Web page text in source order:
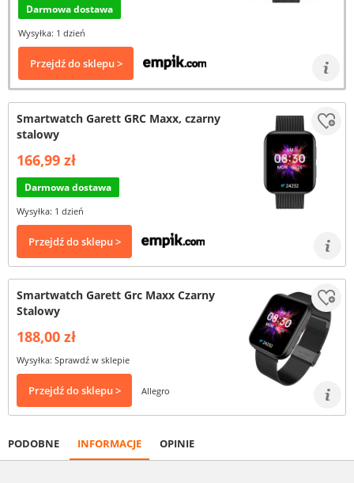
Darmowa dostawa
Wysyłka: 1 dzień
Przejdź do sklepu >
Smartwatch Garett GRC Maxx, czarny
stalowy
166,99 zł
Darmowa dostawa
Wysyłka: 1 dzień
Przejdź do sklepu >
Smartwatch Garett Grc Maxx Czarny
Stalowy
188,00 zł
Wysyłka: Sprawdź w sklepie
Przejdź do sklepu > Allegro
PODOBNE INFORMACJE OPINIE